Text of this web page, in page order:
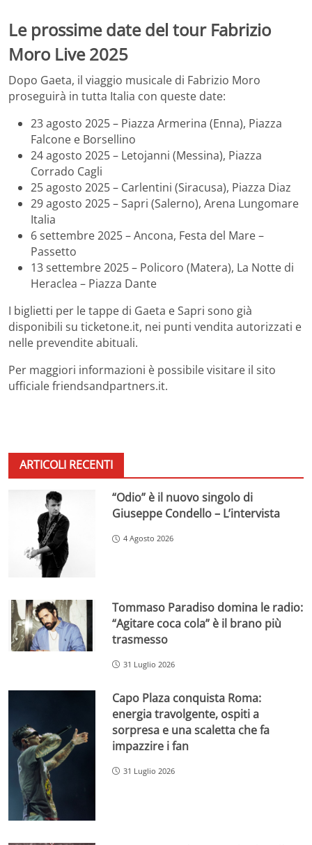
Le prossime date del tour Fabrizio
Moro Live 2025
Dopo Gaeta, il viaggio musicale di Fabrizio Moro
proseguirà in tutta Italia con queste date:
23 agosto 2025 – Piazza Armerina (Enna), Piazza
Falcone e Borsellino
24 agosto 2025 – Letojanni (Messina), Piazza
Corrado Cagli
25 agosto 2025 – Carlentini (Siracusa), Piazza Diaz
29 agosto 2025 – Sapri (Salerno), Arena Lungomare
Italia
6 settembre 2025 – Ancona, Festa del Mare –
Passetto
13 settembre 2025 – Policoro (Matera), La Notte di
Heraclea – Piazza Dante
I biglietti per le tappe di Gaeta e Sapri sono già
disponibili su ticketone.it, nei punti vendita autorizzati e
nelle prevendite abituali.
Per maggiori informazioni è possibile visitare il sito
ufficiale friendsandpartners.it.
ARTICOLI RECENTI
“Odio” è il nuovo singolo di
Giuseppe Condello – L’intervista
4 Agosto 2026
Tommaso Paradiso domina le radio:
“Agitare coca cola” è il brano più
trasmesso
31 Luglio 2026
Capo Plaza conquista Roma:
energia travolgente, ospiti a
sorpresa e una scaletta che fa
impazzire i fan
31 Luglio 2026